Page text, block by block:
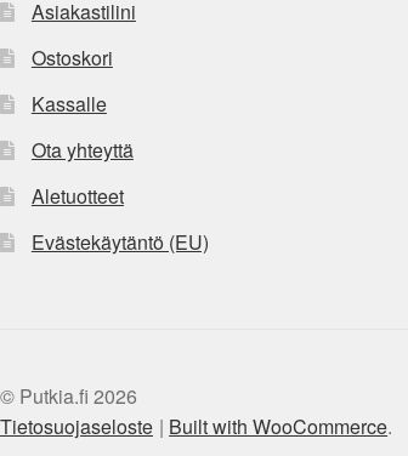
Asiakastilini
Ostoskori
Kassalle
Ota yhteyttä
Aletuotteet
Evästekäytäntö (EU)
© Putkia.fi 2026
Tietosuojaseloste
Built with WooCommerce.